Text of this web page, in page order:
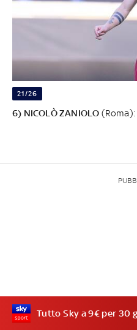
21/26
6) NICOLÒ ZANIOLO
Tutto Sky a 9€ per 30